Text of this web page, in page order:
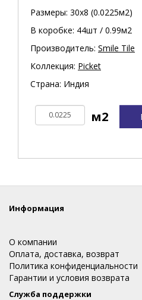
Размеры: 30х8 (0.0225м2)
В коробке: 44шт / 0.99м2
Производитель: Smile Tile
Коллекция: Picket
Страна: Индия
Информация
О компании
Оплата, доставка, возврат
Политика конфиденциальности
Гарантии и условия возврата
Служба поддержки